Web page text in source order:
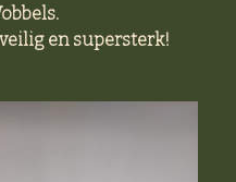
en supersterk!